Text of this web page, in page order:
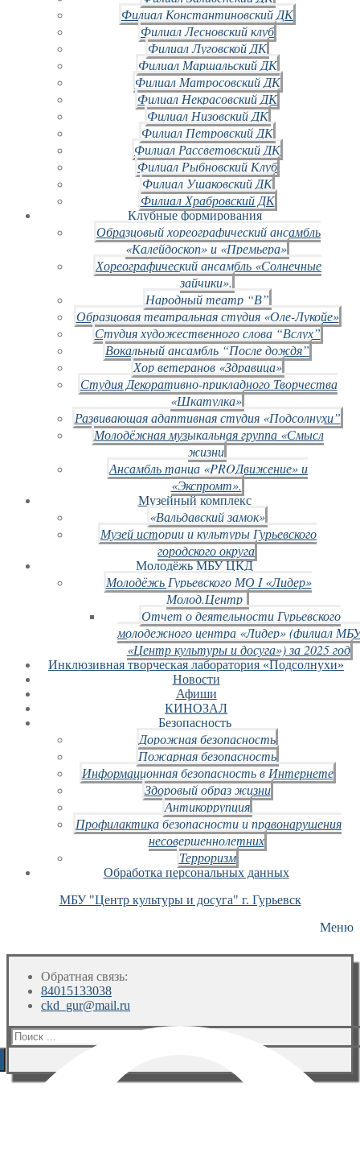
Филиал Константиновский ДК
Филиал Лесновский клуб
Филиал Луговской ДК
Филиал Маршальский ДК
Филиал Матросовский ДК
Филиал Некрасовский ДК
Филиал Низовский ДК
Филиал Петровский ДК
Филиал Рассветовский ДК
Филиал Рыбновский Клуб
Филиал Ушаковский ДК
Филиал Храбровский ДК
Клубные формирования
Образцовый хореографический ансамбль
«Калейдоскоп» и «Премьера»
Хореографический ансамбль «Солнечные
зайчики».
Народный театр “В”
Образцовая театральная студия «Оле-Лукойе»
Студия художественного слова “Вслух”
Вокальный ансамбль “После дождя”
Хор ветеранов «Здравица»
Студия Декоративно-прикладного Творчества
«Шкатулка»
Развивающая адаптивная студия «Подсолнухи”
Молодёжная музыкальная группа «Смысл
жизни
Ансамбль танца «PROДвижение» и
«Экспромт».
Музейный комплекс
«Вальдавский замок»
Музей истории и культуры Гурьевского
городского округа
Молодёжь МБУ ЦКД
Молодёжь Гурьевского МО I «Лидер»
Молод.Центр
Отчет о деятельности Гурьевского
молодежного центра «Лидер» (филиал
«Центр культуры и досуга») за 2025 год
Инклюзивная творческая лаборатория «Подсолнухи»
Новости
Афиши
КИНОЗАЛ
Безопасность
Дорожная безопасность
Пожарная безопасность
Информационная безопасность в Интернете
Здоровый образ жизни
Антикоррупция
Профилактика безопасности и правонарушения
несовершеннолетних
Терроризм
Обработка персональных данных
МБУ "Центр культуры и досуга" г. Гурьевск
Меню
Обратная связь:
84015133038
ckd_gur@mail.ru
Искать: